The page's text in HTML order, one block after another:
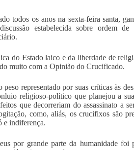
todos os anos na sexta-feira santa,
estabelecida sobre ordem de
do Estado laico e da liberdade de
muito com a Opinião do Crucificado.
representado por suas críticas às
religioso-político que planejou a
que decorreriam do assassinato a
como, aliás, os crucifixos são
e indiferença.
por grande parte da humanidade foi